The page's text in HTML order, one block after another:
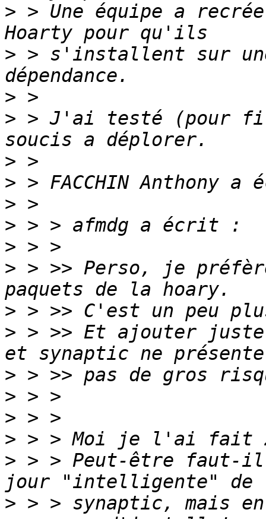
> > Une équipe a
> > s'installent sur une
>
> > J'ai testé (pour
>
>
>
>
>
> > >> Perso, je
>
> > >> Et ajouter
>
>
>
>
> > > Peut-être faut-il
> > > synaptic, mais